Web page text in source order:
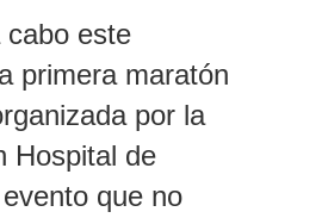
cabo este
primera maratón
por la
Hospital de
que no